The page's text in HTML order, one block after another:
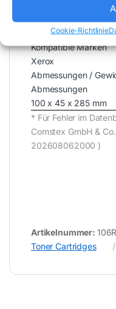
Cookie-Richtlinie
Kompatibilität
Kompatible Marken
Xerox
Abmessungen /
Abmessungen
100 x 45 x 285 mm
* Für Fehler im
Comstex GmbH &
202608062000 )
Artikelnummer:
Toner Cartridges